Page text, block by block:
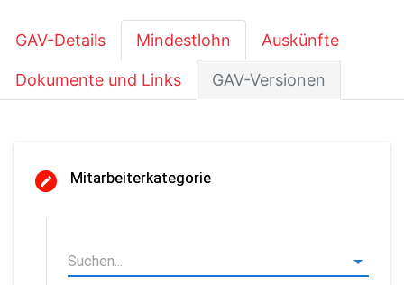
GAV-Details Mindestlohn Auskünfte
Dokumente und Links GAV-Versionen
Mitarbeiterkategorie